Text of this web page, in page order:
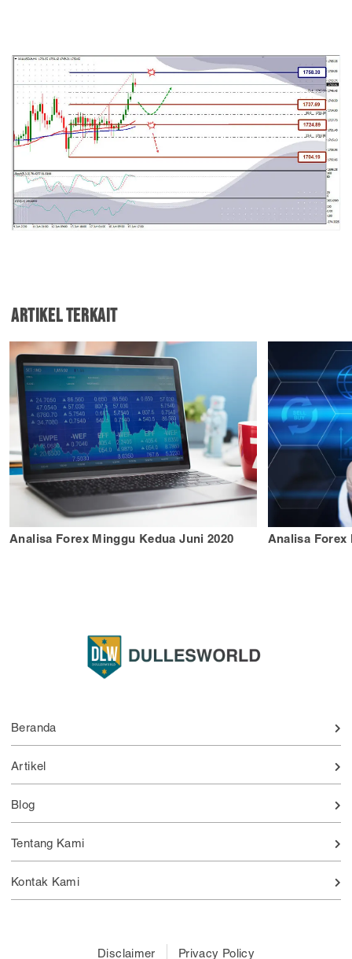
Artikel Terkait
Analisa Forex Minggu Kedua Juni 2020 Analisa Forex
Beranda
Artikel
Blog
Tentang Kami
Kontak Kami
Disclaimer Privacy Policy